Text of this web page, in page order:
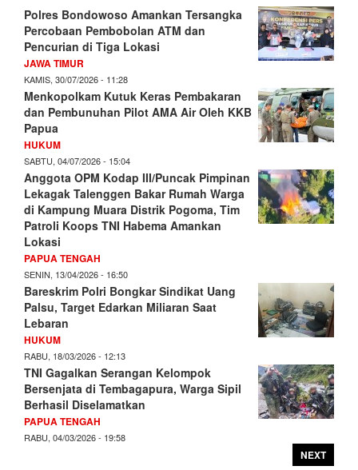
Polres Bondowoso Amankan Tersangka
Percobaan Pembobolan ATM dan
Pencurian di Tiga Lokasi
JAWA TIMUR
KAMIS, 30/07/2026 - 11:28
Menkopolkam Kutuk Keras Pembakaran
dan Pembunuhan Pilot AMA Air Oleh KKB
Papua
HUKUM
SABTU, 04/07/2026 - 15:04
Anggota OPM Kodap III/Puncak Pimpinan
Lekagak Talenggen Bakar Rumah Warga
di Kampung Muara Distrik Pogoma, Tim
Patroli Koops TNI Habema Amankan
Lokasi
PAPUA TENGAH
SENIN, 13/04/2026 - 16:50
Bareskrim Polri Bongkar Sindikat Uang
Palsu, Target Edarkan Miliaran Saat
Lebaran
HUKUM
RABU, 18/03/2026 - 12:13
TNI Gagalkan Serangan Kelompok
Bersenjata di Tembagapura, Warga Sipil
Berhasil Diselamatkan
PAPUA TENGAH
RABU, 04/03/2026 - 19:58
NEXT